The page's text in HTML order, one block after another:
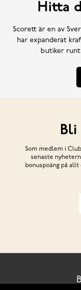
Hitta
Scorett är en av
har expanderat
butiker runt
Bli
Som medlem i
senaste
bonuspoäng på allt